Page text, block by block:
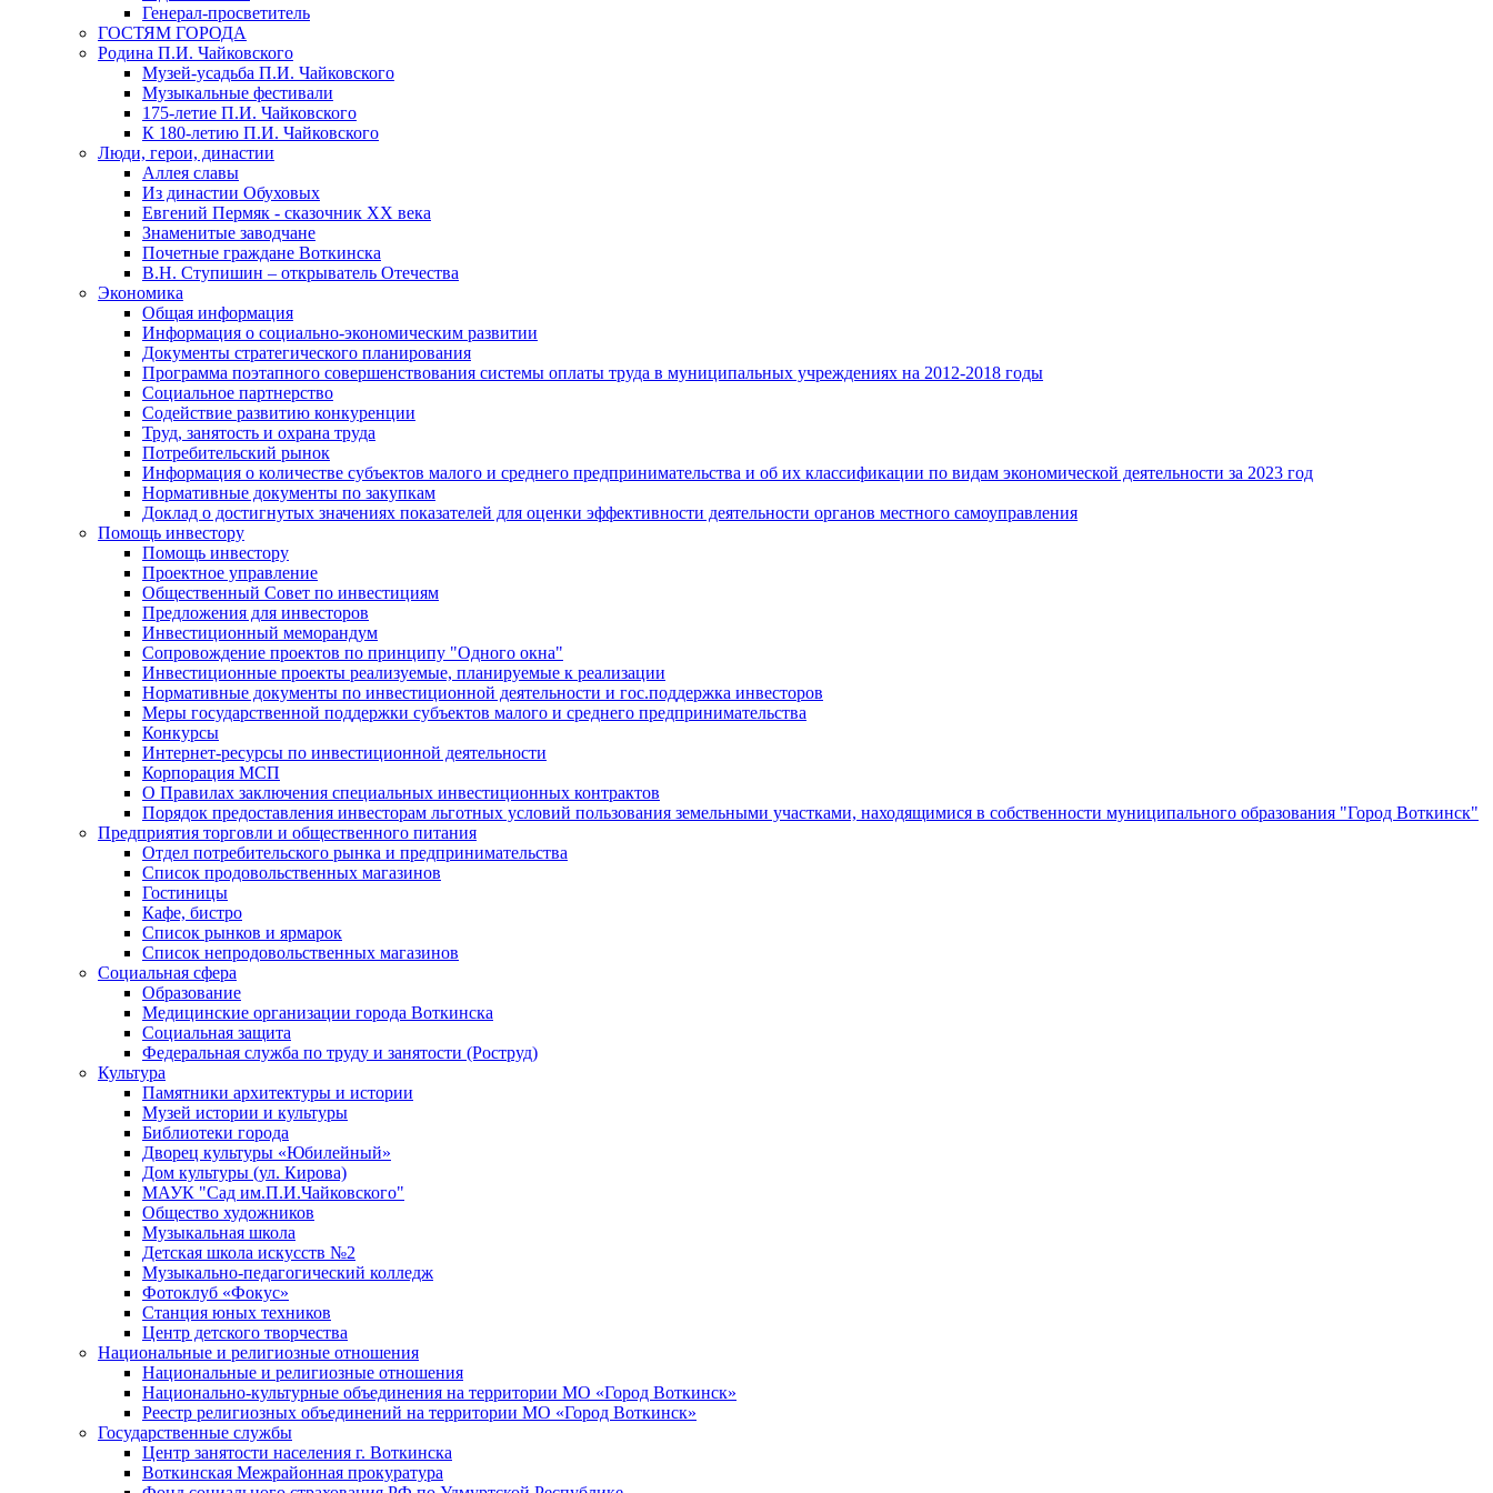
Генерал-просветитель
ГОСТЯМ ГОРОДА
Родина П.И. Чайковского
Музей-усадьба П.И. Чайковского
Музыкальные фестивали
175-летие П.И. Чайковского
К 180-летию П.И. Чайковского
Люди, герои, династии
Аллея славы
Из династии Обуховых
Евгений Пермяк - сказочник XX века
Знаменитые заводчане
Почетные граждане Воткинска
В.Н. Ступишин – открыватель Отечества
Экономика
Общая информация
Информация о социально-экономическим развитии
Документы стратегического планирования
Программа поэтапного совершенствования системы оплаты труда в муниципальных учреждениях на 2012-2018 годы
Социальное партнерство
Содействие развитию конкуренции
Труд, занятость и охрана труда
Потребительский рынок
Информация о количестве субъектов малого и среднего предпринимательства и об их классификации по видам экономической деятельности за 2023 год
Нормативные документы по закупкам
Доклад о достигнутых значениях показателей для оценки эффективности деятельности органов местного самоуправления
Помощь инвестору
Помощь инвестору
Проектное управление
Общественный Совет по инвестициям
Предложения для инвесторов
Инвестиционный меморандум
Сопровождение проектов по принципу "Oдного окна"
Инвестиционные проекты реализуемые, планируемые к реализации
Нормативные документы по инвестиционной деятельности и гос.поддержка инвесторов
Меры государственной поддержки субъектов малого и среднего предпринимательства
Конкурсы
Интернет-ресурсы по инвестиционной деятельности
Корпорация МСП
О Правилах заключения специальных инвестиционных контрактов
Порядок предоставления инвесторам льготных условий пользования земельными участками, находящимися в собственности муниципального образования "Город Воткинск"
Предприятия торговли и общественного питания
Отдел потребительского рынка и предпринимательства
Список продовольственных магазинов
Гостиницы
Кафе, бистро
Cписок рынков и ярмарок
Список непродовольственных магазинов
Социальная сфера
Образование
Медицинские организации города Воткинска
Социальная защита
Федеральная служба по труду и занятости (Роструд)
Культура
Памятники архитектуры и истории
Музей истории и культуры
Библиотеки города
Дворец культуры «Юбилейный»
Дом культуры (ул. Кирова)
МАУК "Сад им.П.И.Чайковского"
Общество художников
Музыкальная школа
Детская школа искусств №2
Музыкально-педагогический колледж
Фотоклуб «Фокус»
Станция юных техников
Центр детского творчества
Национальные и религиозные отношения
Национальные и религиозные отношения
Национально-культурные объединения на территории МО «Город Воткинск»
Реестр религиозных объединений на территории МО «Город Воткинск»
Государственные службы
Центр занятости населения г. Воткинска
Воткинская Межрайонная прокуратура